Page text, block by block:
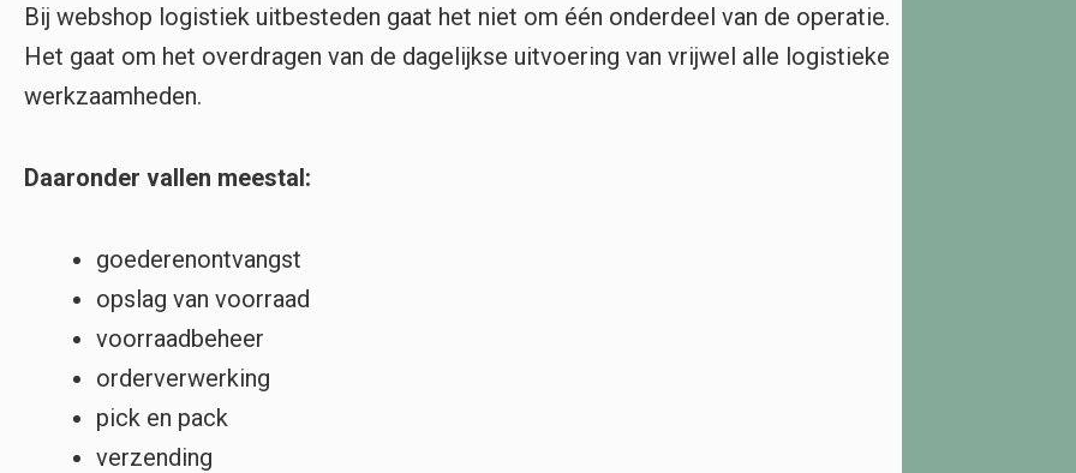
Bij webshop logistiek uitbesteden gaat het niet om één onderdeel van de operatie.
Het gaat om het overdragen van de dagelijkse uitvoering van vrijwel alle logistieke
werkzaamheden.
Daaronder vallen meestal:
goederenontvangst
opslag van voorraad
voorraadbeheer
orderverwerking
pick en pack
verzending